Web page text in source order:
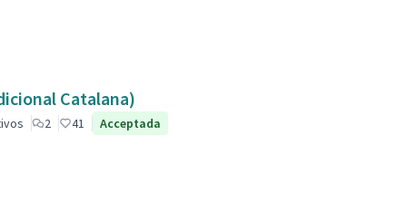
Catalana)
2 41 Acceptada